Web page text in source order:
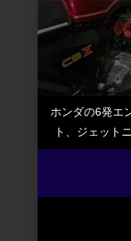
ホンダの6発エ
ト、ジェット